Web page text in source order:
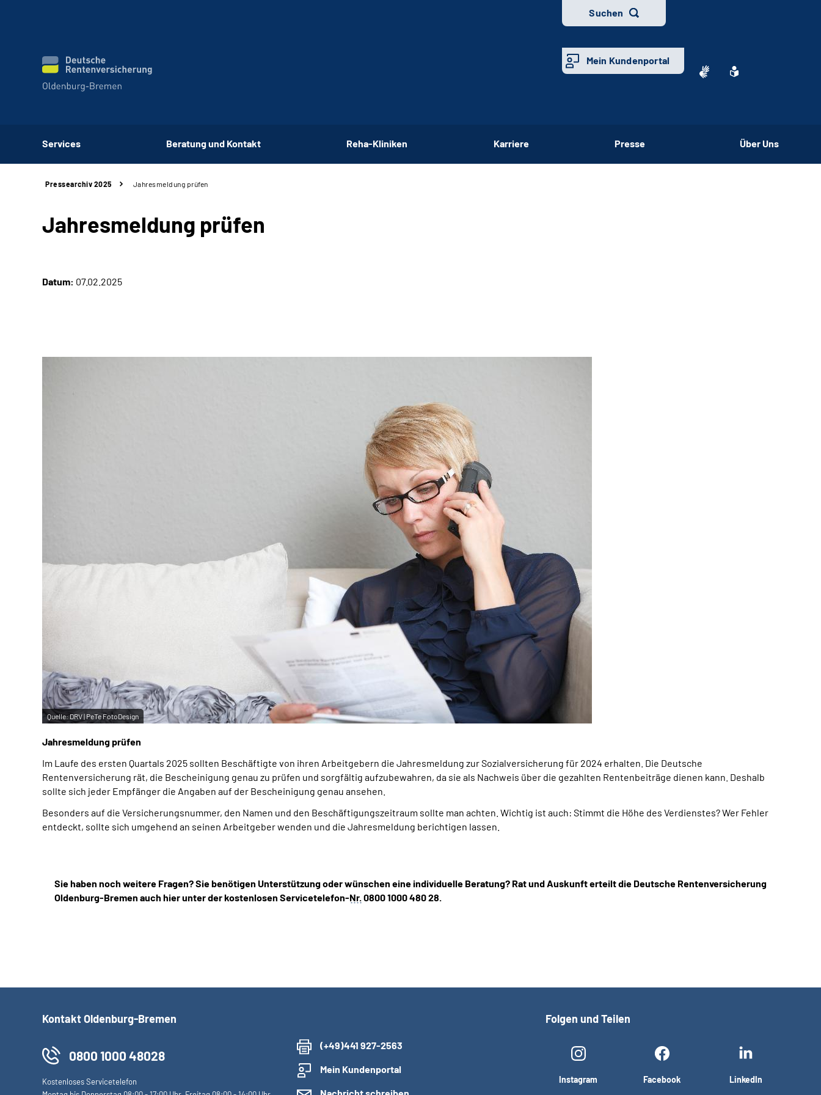
Suchen
Mein Kundenportal
Services Beratung und Kontakt Reha-Kliniken Karriere Presse Über Uns
Pressearchiv 2025 Jahresmeldung prüfen
Jahresmeldung prüfen
Datum: 07.02.2025
Quelle:DRV | PeTe FotoDesign
Jahresmeldung prüfen
Im Laufe des ersten Quartals 2025 sollten Beschäftigte von ihren Arbeitgebern die Jahresmeldung zur Sozialversicherung für 2024 erhalten. Die Deutsche
Rentenversicherung rät, die Bescheinigung genau zu prüfen und sorgfältig aufzubewahren, da sie als Nachweis über die gezahlten Rentenbeiträge dienen kann. Deshalb
sollte sich jeder Empfänger die Angaben auf der Bescheinigung genau ansehen.
Besonders auf die Versicherungsnummer, den Namen und den Beschäftigungszeitraum sollte man achten. Wichtig ist auch: Stimmt die Höhe des Verdienstes? Wer Fehler
entdeckt, sollte sich umgehend an seinen Arbeitgeber wenden und die Jahresmeldung berichtigen lassen.
Sie haben noch weitere Fragen? Sie benötigen Unterstützung oder wünschen eine individuelle Beratung? Rat und Auskunft erteilt die Deutsche Rentenversicherung
Oldenburg-Bremen auch hier unter der kostenlosen Servicetelefon-Nr.0800 1000 480 28.
Kontakt Oldenburg-Bremen
0800 1000 48028
Kostenloses Servicetelefon
(+49)441 927-2563
Mein Kundenportal
Folgen und Teilen
Instagram Facebook LinkedIn